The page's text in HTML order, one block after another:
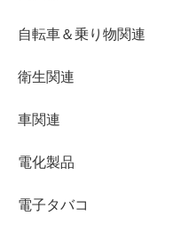
自転車＆乗り物関連
衛生関連
車関連
電化製品
電子タバコ